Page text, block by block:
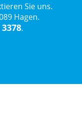
Sie uns.
Hagen.
.